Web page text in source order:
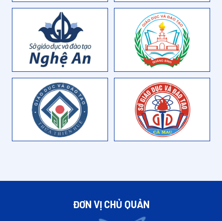
ĐƠN VỊ CHỦ QUẢN